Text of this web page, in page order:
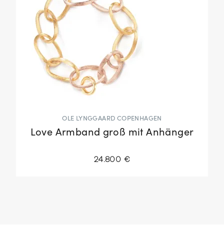
OLE LYNGGAARD COPENHAGEN
Love Armband groß mit Anhänger
24.800 €